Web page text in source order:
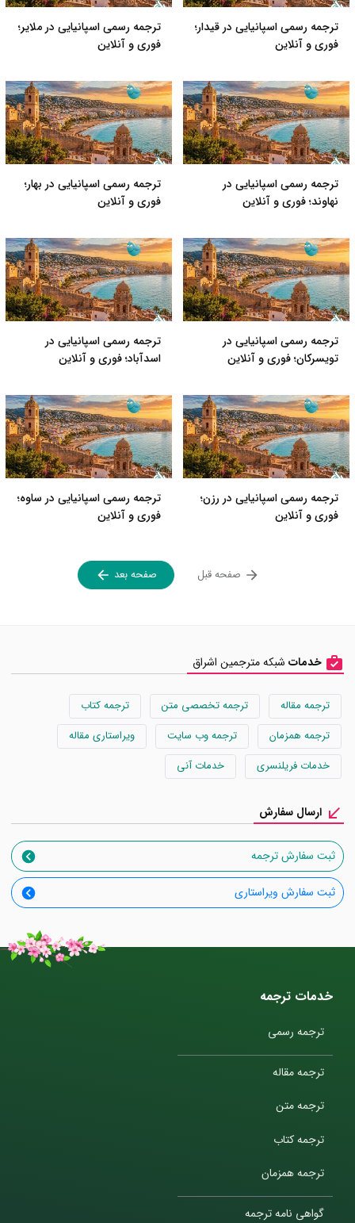
ترجمه رسمی اسپانیایی در قیدار؛
فوری و آنلاین
ترجمه رسمی اسپانیایی در ملایر؛
فوری و آنلاین
ترجمه رسمی اسپانیایی در
نهاوند؛ فوری و آنلاین
ترجمه رسمی اسپانیایی در بهار؛
فوری و آنلاین
ترجمه رسمی اسپانیایی در
تویسرکان؛ فوری و آنلاین
ترجمه رسمی اسپانیایی در
اسدآباد؛ فوری و آنلاین
ترجمه رسمی اسپانیایی در رزن؛
فوری و آنلاین
ترجمه رسمی اسپانیایی در ساوه؛
فوری و آنلاین
صفحه قبل صفحه بعد
خدمات شبکه مترجمین اشراق
ترجمه مقاله ترجمه تخصصی متن
ترجمه کتاب
ترجمه همزمان
ترجمه وب سایت
ویراستاری مقاله
خدمات فریلنسری
خدمات آنی
ارسال سفارش
ثبت سفارش ترجمه
ثبت سفارش ویراستاری
خدمات ترجمه
ترجمه رسمی
ترجمه مقاله
ترجمه متن
ترجمه کتاب
ترجمه همزمان
گواهی نامه ترجمه